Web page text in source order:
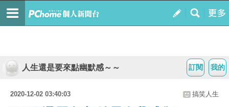
我的
訂閱
人生還是要來點幽默感～～
2020-12-02 03:40:03 搞笑人生